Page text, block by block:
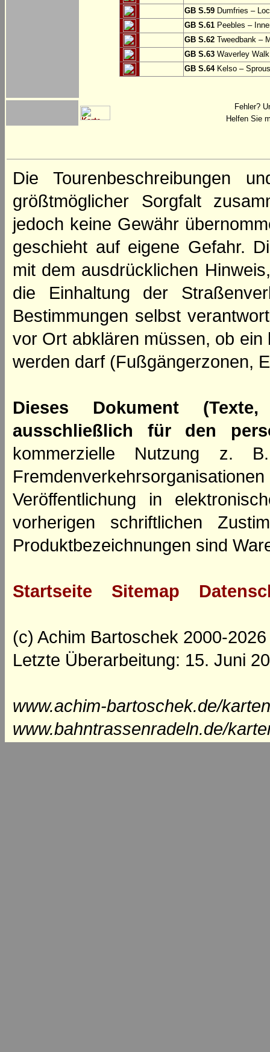
GB S.59 Dumfries –
GB S.61 Peebles –
GB S.62 Tweedbank –
GB S.63 Waverley
GB S.64Kelso –
Fehler?
Helfen Sie
Die Tourenbeschreibungen
größtmöglicher Sorgfalt
jedoch keine Gewähr
geschieht auf eigene Gefahr.
mit dem ausdrücklichen
die Einhaltung der
Bestimmungen selbst
vor Ort abklären müssen, ob
werden darf (Fußgängerzonen,
Dieses Dokument
ausschließlich für den
kommerzielle Nutzung z.
Veröffentlichung in
vorherigen schriftlichen
Produktbezeichnungen sind
Startseite Sitemap
(c) Achim Bartoschek 2000-2026
Letzte Überarbeitung: 15. Juni
www.achim-bartoschek.de/
www.bahntrassenradeln.de/